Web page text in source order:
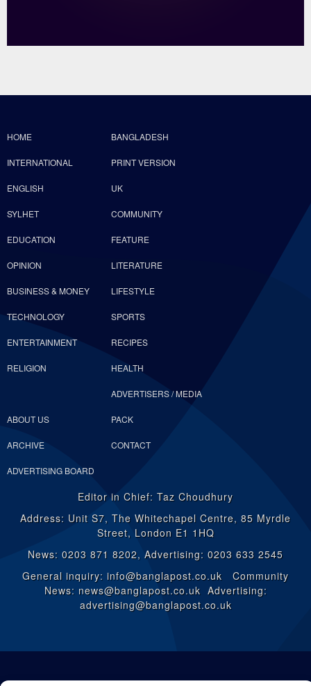
HOME BANGLADESH
INTERNATIONAL PRINT VERSION
ENGLISH UK
SYLHET COMMUNITY
EDUCATION FEATURE
OPINION LITERATURE
BUSINESS & MONEY LIFESTYLE
TECHNOLOGY SPORTS
ENTERTAINMENT RECIPES
RELIGION HEALTH
ABOUT US
ADVERTISERS / MEDIA
PACK
ARCHIVE CONTACT
ADVERTISING BOARD
Editor in Chief: Taz Choudhury
Address: Unit S7, The Whitechapel Centre, 85 Myrdle
Street, London E1 1HQ
News: 0203 871 8202, Advertising: 0203 633 2545
General inquiry: info@banglapost.co.uk Community
News: news@banglapost.co.uk Advertising:
advertising@banglapost.co.uk